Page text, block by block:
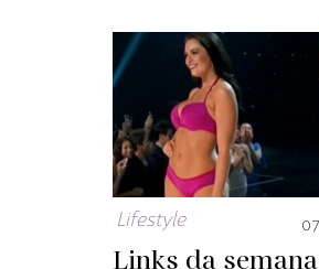
Lifestyle
Links da